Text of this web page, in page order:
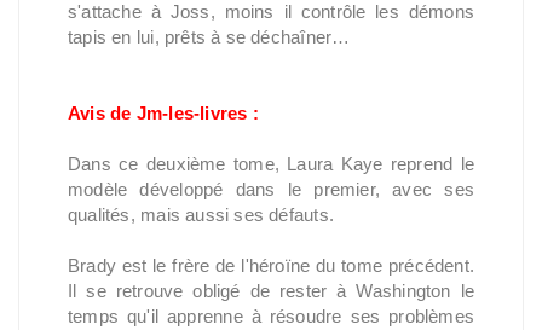
s'attache à Joss, moins il contrôle les démons
tapis en lui, prêts à se déchaîner…
Avis de Jm-les-livres :
Dans ce deuxième tome, Laura Kaye reprend le
modèle développé dans le premier, avec ses
qualités, mais aussi ses défauts.
Brady est le frère de l'héroïne du tome précédent.
Il se retrouve obligé de rester à Washington le
temps qu'il apprenne à résoudre ses problèmes